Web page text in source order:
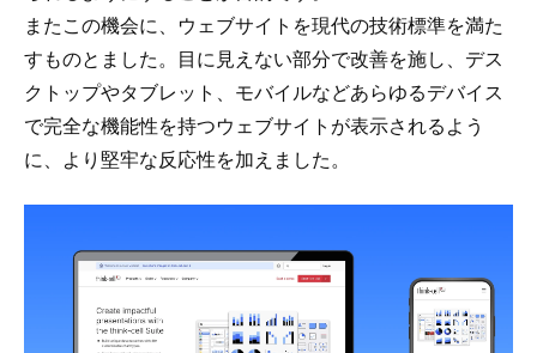
またこの機会に、ウェブサイトを現代の技術標準を満た
すものとました。目に見えない部分で改善を施し、デス
クトップやタブレット、モバイルなどあらゆるデバイス
で完全な機能性を持つウェブサイトが表示されるよう
に、より堅牢な反応性を加えました。